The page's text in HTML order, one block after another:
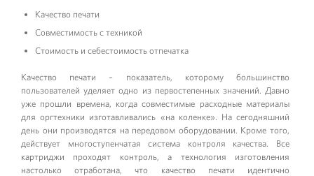
Качество печати
Совместимость с техникой
Стоимость и себестоимость отпечатка
Качество печати – показатель, которому большинство
пользователей уделяет одно из первостепенных значений. Давно
уже прошли времена, когда совместимые расходные материалы
для оргтехники изготавливались «на коленке». На сегодняшний
день они производятся на передовом оборудовании. Кроме того,
действует многоступенчатая система контроля качества. Все
картриджи проходят контроль, а технология изготовления
настолько отработана, что качество печати идентично